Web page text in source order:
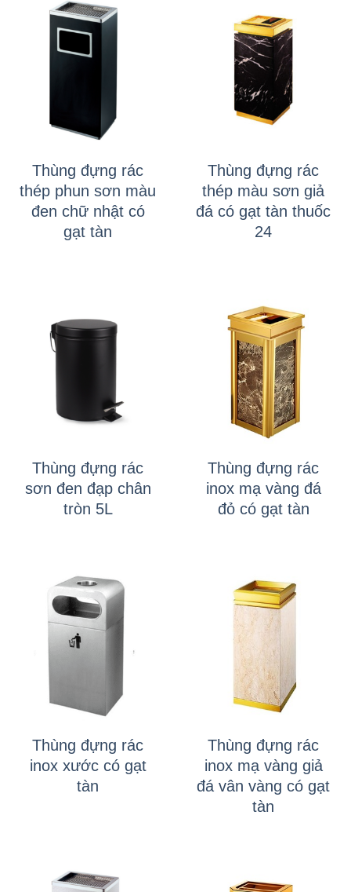
Thùng đựng rác
thép phun sơn màu
đen chữ nhật có
gạt tàn
Thùng đựng rác
thép màu sơn giả
đá có gạt tàn thuốc
24
Thùng đựng rác
sơn đen đạp chân
tròn 5L
Thùng đựng rác
inox mạ vàng đá
đỏ có gạt tàn
Thùng đựng rác
inox xước có gạt
tàn
Thùng đựng rác
inox mạ vàng giả
đá vân vàng có gạt
tàn